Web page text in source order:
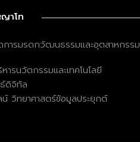
าโท
การมรดกวัฒนธรรมและอุตสาหกรรม
ารนวัตกรรมและเทคโนโลยี
ดิจิทัล
น์ วิทยาศาสตร์ข้อมูลประยุกต์